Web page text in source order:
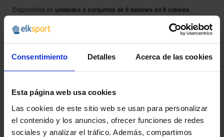
Consentimiento Detalles Acerca de las cookies
Esta página web usa cookies
Las cookies de este sitio web se usan para personalizar
el contenido y los anuncios, ofrecer funciones de redes
sociales y analizar el tráfico. Además, compartimos
Disponibles en unidades o conjuntos de 6 balones en 6 colores
(amarillo, azul, naranja, rosa, verde, y violeta) a un precio más
económico.
¿POR QUÉ ELEGIRNOS?
Innovando contigo